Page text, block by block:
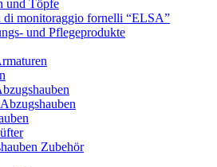
und Töpfe
di monitoraggio fornelli “ELSA”
und Pflegeprodukte
Zubehör